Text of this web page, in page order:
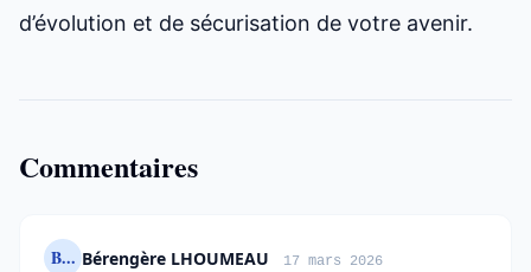
d’évolution et de sécurisation de votre avenir.
Commentaires
B... Bérengère LHOUMEAU 17 mars 2026